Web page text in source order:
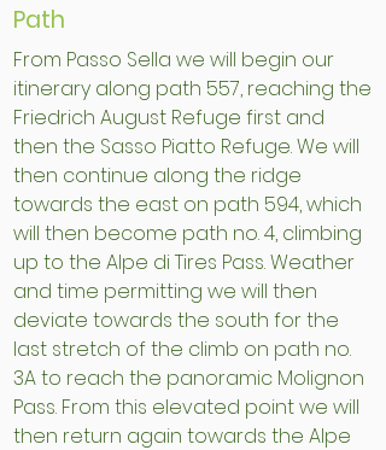
Path
From Passo Sella we will begin our
itinerary along path 557, reaching the
Friedrich August Refuge first and
then the Sasso Piatto Refuge. We will
then continue along the ridge
towards the east on path 594, which
will then become path no. 4, climbing
up to the Alpe di Tires Pass. Weather
and time permitting we will then
deviate towards the south for the
last stretch of the climb on path no.
3A to reach the panoramic Molignon
Pass. From this elevated point we will
then return again towards the Alpe